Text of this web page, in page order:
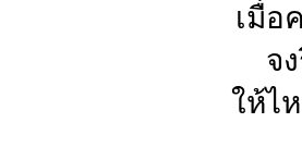
เมื่อ
จ
ให้ไ